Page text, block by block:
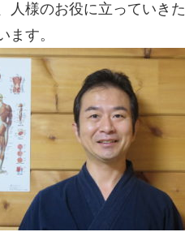
人様のお役に立っていき
ます。